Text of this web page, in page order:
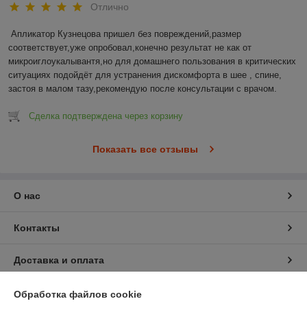
Отлично
Апликатор Кузнецова пришел без повреждений,размер
соответствует,уже опробовал,конечно результат не как от
микроиглоукалывантя,но для домашнего пользования в критических
ситуациях подойдёт для устранения дискомфорта в шее , спине,
застоя в малом тазу,рекомендую после консультации с врачом.
Сделка подтверждена через корзину
Показать все отзывы
О нас
Контакты
Доставка и оплата
График работы
Обработка файлов cookie